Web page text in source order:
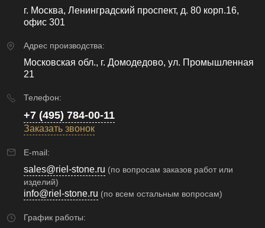
г. Москва, Ленинградский проспект, д. 80 корп.16,
офис 301
Адрес производства:
Московская обл., г. Домодедово, ул. Промышленная
21
Телефон:
+7 (495) 784-00-11
Заказать звонок
E-mail:
sales@riel-stone.ru (по вопросам заказов работ или
изделий)
info@riel-stone.ru (по всем остальным вопросам)
График работы: